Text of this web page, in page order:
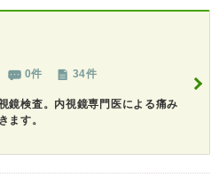
0件 34件
鏡検査。内視鏡専門医による痛み
ます。